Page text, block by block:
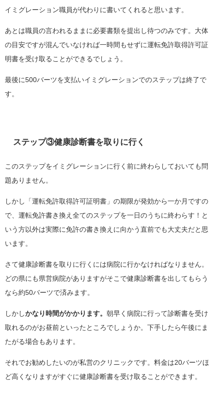
イミグレーション職員が代わりに書いてくれると思います。
あとは職員の言われるままに必要書類を提出し待つのみです。大体
の目安ですが混んでいなければ一時間もせずに運転免許取得許可証
明書を受け取ることができるでしょう。
最後に500バーツを支払いイミグレーションでのステップは終了で
す。
ステップ③健康診断書を取りに行く
このステップをイミグレーションに行く前に終わらしておいても問
題ありません。
しかし「運転免許取得許可証明書」の期限が発効から一か月ですの
で、運転免許書き換え全てのステップを一日のうちに終わらす！と
いう方以外は実際に免許の書き換えに向かう直前でも大丈夫だと思
います。
さて健康診断書を取りに行くには病院に行かなければなりません。
どの県にも県営病院がありますがそこで健康診断書を出してもらう
なら約50バーツで済みます。
しかしかなり時間がかかります。 朝早く病院に行って診断書を受け
取れるのがお昼前といったところでしょうか。下手したら午後にま
たがる場合もあります。
それでお勧めしたいのが私営のクリニックです。料金は20バーツほ
ど高くなりますがすぐに健康診断書を受け取ることができます。